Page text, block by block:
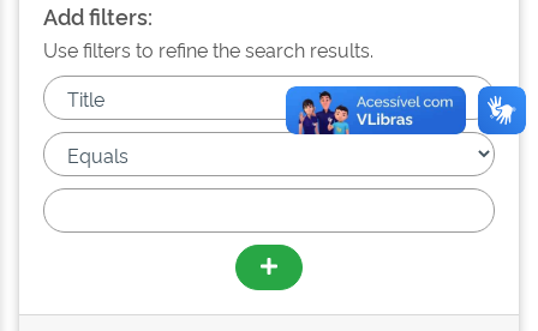
Add filters:
Use filters to refine the search results.